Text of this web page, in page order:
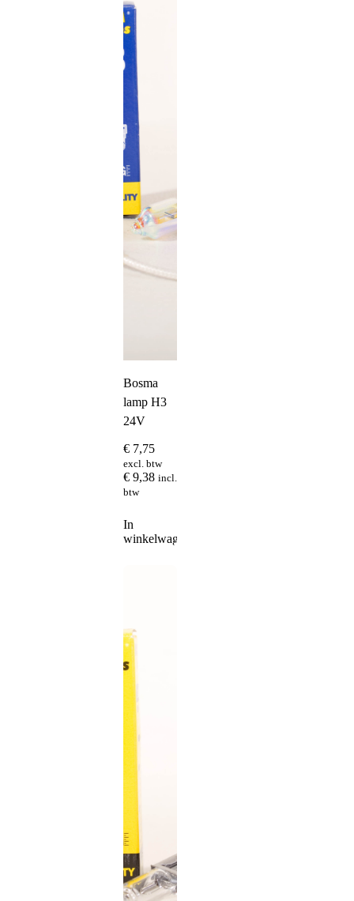
Bosma
lamp H3
24V
€ 7,75
excl. btw
€ 9,38 incl.
btw
In
winkelwagen